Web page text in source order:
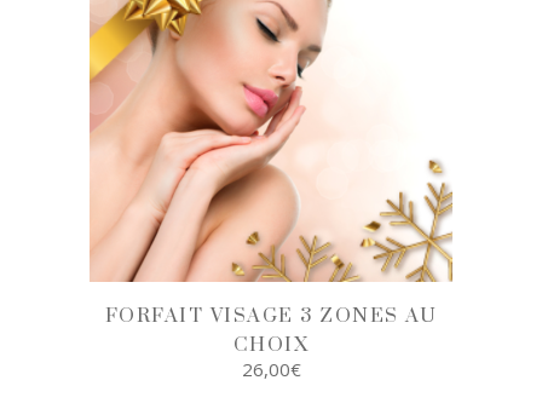
FORFAIT VISAGE 3 ZONES AU
CHOIX
26,00€